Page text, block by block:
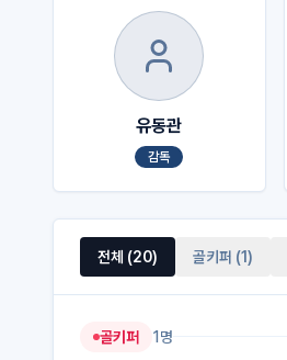
유동관
감독
전체 (20) 골키퍼 (1)
골키퍼 1 명